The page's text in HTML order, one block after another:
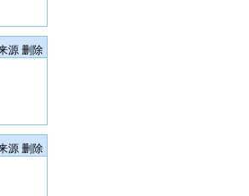
源 删除
源 删除